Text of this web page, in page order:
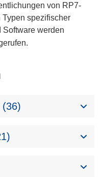
von RP7-
spezifischer
Software werden
(36)